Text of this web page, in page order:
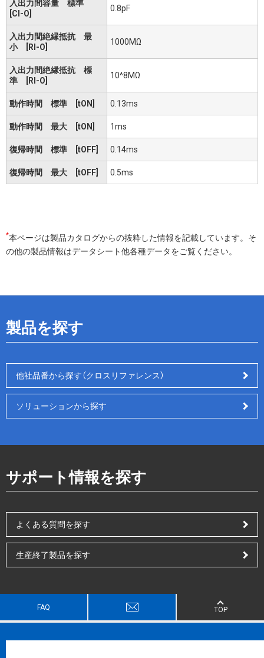
入出力間容量 標準
[CI-O]
0.8pF
入出力間絶縁抵抗 最
小 [RI-O]
1000MΩ
入出力間絶縁抵抗 標
準 [RI-O]
10^8MΩ
動作時間 標準 [tON] 0.13ms
動作時間 最大 [tON] 1ms
復帰時間 標準 [tOFF] 0.14ms
復帰時間 最大 [tOFF] 0.5ms
*本ページは製品カタログからの抜粋した情報を記載しています。そ
の他の製品情報はデータシート他各種データをご覧ください。
製品を探す
他社品番から探す（クロスリファレンス）
ソリューションから探す
サポート情報を探す
よくある質問を探す
生産終了製品を探す
FAQ TOP